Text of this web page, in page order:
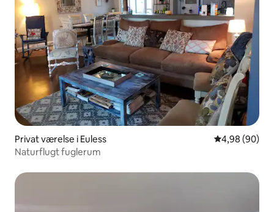
Privat værelse i Euless 4,98 ud af 5 i
4,98 (90)
Naturflugt fuglerum